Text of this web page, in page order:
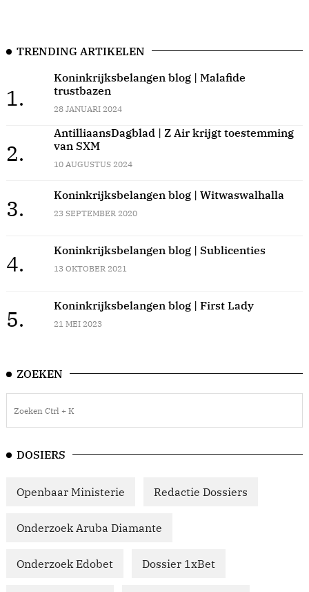
TRENDING ARTIKELEN
1.
Koninkrijksbelangen blog | Malafide
trustbazen
28 JANUARI 2024
2.
AntilliaansDagblad | Z Air krijgt toestemming
van SXM
10 AUGUSTUS 2024
3.
Koninkrijksbelangen blog | Witwaswalhalla
23 SEPTEMBER 2020
4.
Koninkrijksbelangen blog | Sublicenties
13 OKTOBER 2021
5.
Koninkrijksbelangen blog | First Lady
21 MEI 2023
ZOEKEN
DOSIERS
Openbaar Ministerie Redactie Dossiers
Onderzoek Aruba Diamante
Onderzoek Edobet Dossier 1xBet